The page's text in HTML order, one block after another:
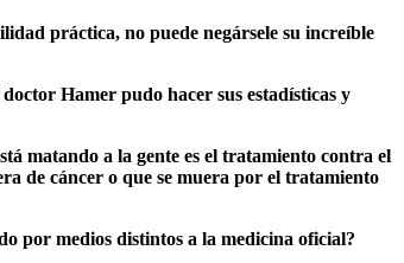
práctica, no puede negársele su increíble
Hamer pudo hacer sus estadísticas y
matando a la gente es el tratamiento contra el
de cáncer o que se muera por el tratamiento
por medios distintos a la medicina oficial?